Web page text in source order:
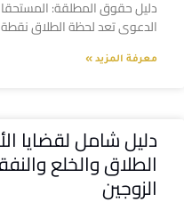
دليل حقوق المطلقة:
الدعوى تعد لحظة الطلاق
معرفة المزيد »
دليل شامل لقضايا
الطلاق والخلع
الزوجين